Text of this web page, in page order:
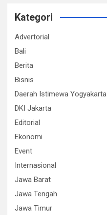
Kategori
Advertorial
Bali
Berita
Bisnis
Daerah Istimewa Yogyakarta
DKI Jakarta
Editorial
Ekonomi
Event
Internasional
Jawa Barat
Jawa Tengah
Jawa Timur